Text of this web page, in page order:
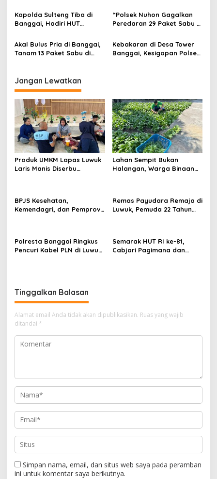
Disabilitas Mental
Kapolda Sulteng Tiba di
Banggai, Hadiri HUT
“Polsek Nuhon Gagalkan
Peredaran 29 Paket Sabu di
Bunta Diciduk”
Akal Bulus Pria di Banggai,
Tanam 13 Paket Sabu di
Kebakaran di Desa Tower
Banggai, Kesigapan Polsek
Jangan Lewatkan
Produk UMKM Lapas Luwuk
Laris Manis Diserbu
Lahan Sempit Bukan
Halangan, Warga Binaan
BPJS Kesehatan,
Kemendagri, dan Pemprov
Remas Payudara Remaja di
Luwuk, Pemuda 22 Tahun
Polresta Banggai Ringkus
Pencuri Kabel PLN di Luwuk,
Semarak HUT RI ke-81,
Cabjari Pagimana dan
Tinggalkan Balasan
Alamat email Anda tidak akan dipublikasikan. Ruas yang wajib
ditandai *
Simpan nama, email, dan situs web saya pada peramban
ini untuk komentar saya berikutnya.